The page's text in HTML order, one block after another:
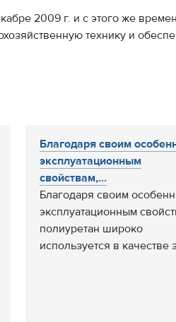
2009 г. и с этого же
технику и
Благодаря своим
эксплуатационным
свойствам,...
Благодаря своим
эксплуатационным
полиуретан широко
используется в качестве